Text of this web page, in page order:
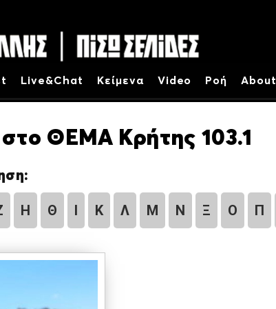
Live&Chat Κείμενα Video Ροή About
στο ΘΕΜΑ Κρήτης 103.1
Η Θ Ι Κ Λ Μ Ν Ξ Ο Π